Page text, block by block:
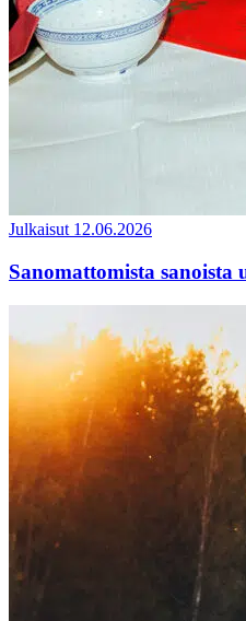
Julkaisut 12.06.2026
Sanomattomista